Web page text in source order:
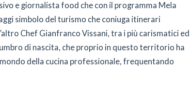
e giornalista food che con il programma Mela
simbolo del turismo che coniuga itinerari
Chef Gianfranco Vissani, tra i più carismatici ed
di nascita, che proprio in questo territorio ha
della cucina professionale, frequentando